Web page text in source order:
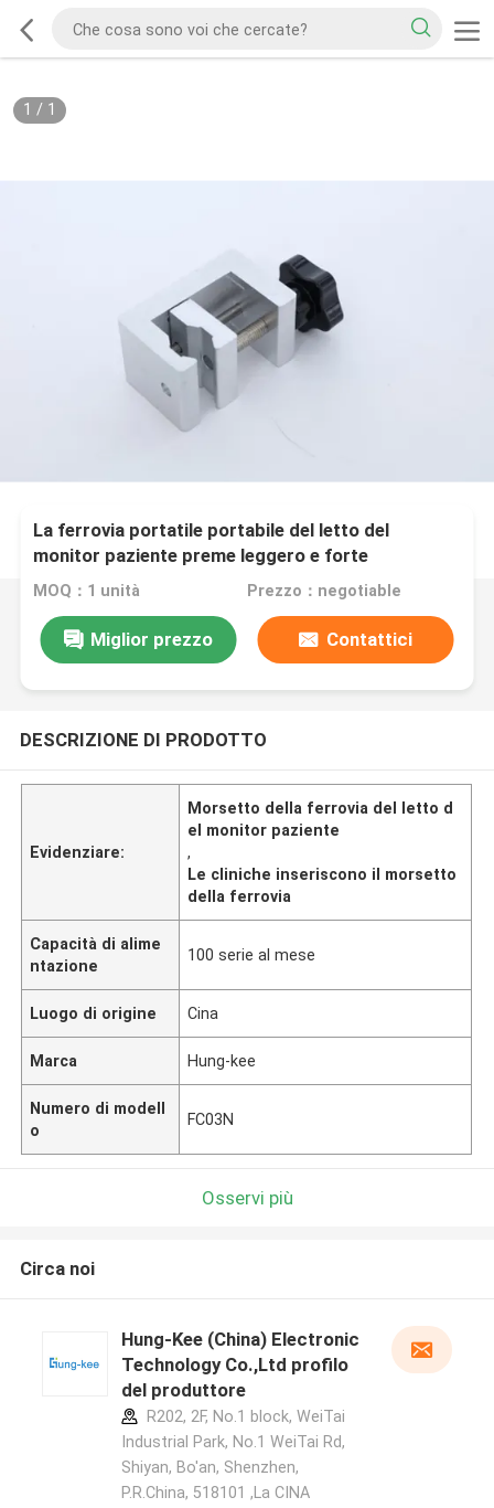
1 / 1
La ferrovia portatile portabile del letto del
monitor paziente preme leggero e forte
MOQ：1 unità Prezzo：negotiable
Miglior prezzo Contattici
DESCRIZIONE DI PRODOTTO
Evidenziare:
Morsetto della ferrovia del letto d
el monitor paziente
,
Le cliniche inseriscono il morsetto
della ferrovia
Capacità di alime
ntazione
100 serie al mese
Luogo di origine Cina
Marca Hung-kee
Numero di modell
o
FC03N
Osservi più
Circa noi
Hung-Kee (China) Electronic
Technology Co.,Ltd profilo
del produttore
R202, 2F, No.1 block, WeiTai
Industrial Park, No.1 WeiTai Rd,
Shiyan, Bo'an, Shenzhen,
P.R.China, 518101​​​​​​​ ,La CINA